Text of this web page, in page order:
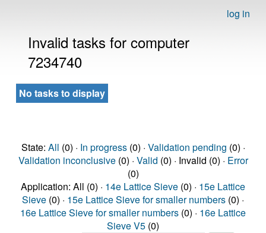
log in
Invalid tasks for computer
7234740
No tasks to display
State: All (0) · In progress(0) · Validation pending (0) ·
Validation inconclusive(0) · Valid (0) · Invalid (0) · Error
(0)
Application: All (0) · 14e Lattice Sieve (0) · 15e Lattice
Sieve (0) · 15e Lattice Sieve for smaller numbers (0) ·
16e Lattice Sieve for smaller numbers (0) · 16e Lattice
Sieve V5 (0)